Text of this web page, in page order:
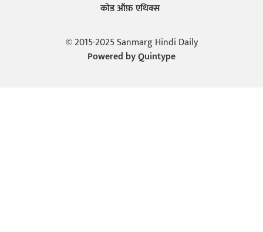
कोड ऑफ़ एथिक्स
© 2015-2025 Sanmarg Hindi Daily
Powered byQuintype